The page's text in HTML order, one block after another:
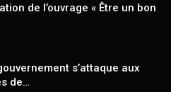
de l’ouvrage « Être un bon
s’attaque aux
de…